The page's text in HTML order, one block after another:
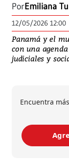
PorEmiliana
12/05/2026 12:00
Panamá y el
con una
judiciales y
Encuentra